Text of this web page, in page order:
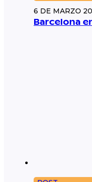
6 DE MARZO
Barcelona